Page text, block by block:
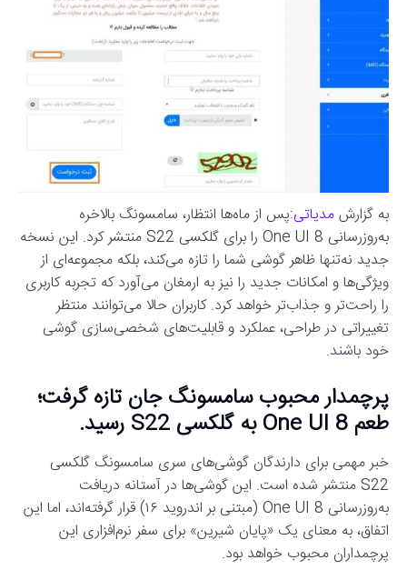
به گزارشمدیاتی:پس از ماه‌ها انتظار، سامسونگ بالاخره
به‌روزرسانی One UI 8 را برای گلکسی S22 منتشر کرد. این نسخه
جدید نه‌تنها ظاهر گوشی شما را تازه می‌کند، بلکه مجموعه‌ای از
ویژگی‌ها و امکانات جدید را نیز به ارمغان می‌آورد که تجربه کاربری
را راحت‌تر و جذاب‌تر خواهد کرد. کاربران حالا می‌توانند منتظر
تغییراتی در طراحی، عملکرد و قابلیت‌های شخصی‌سازی گوشی
خود باشند.
پرچمدار محبوب سامسونگ جان تازه گرفت؛
طعم One UI 8 به گلکسی S22 رسید.
خبر مهمی برای دارندگان گوشی‌های سری سامسونگ گلکسی
S22 منتشر شده است. این گوشی‌ها در آستانه دریافت
به‌روزرسانی One UI 8 (مبتنی بر اندروید ۱۶) قرار گرفته‌اند، اما این
اتفاق، به معنای یک «پایان شیرین» برای سفر نرم‌افزاری این
پرچمداران محبوب خواهد بود.